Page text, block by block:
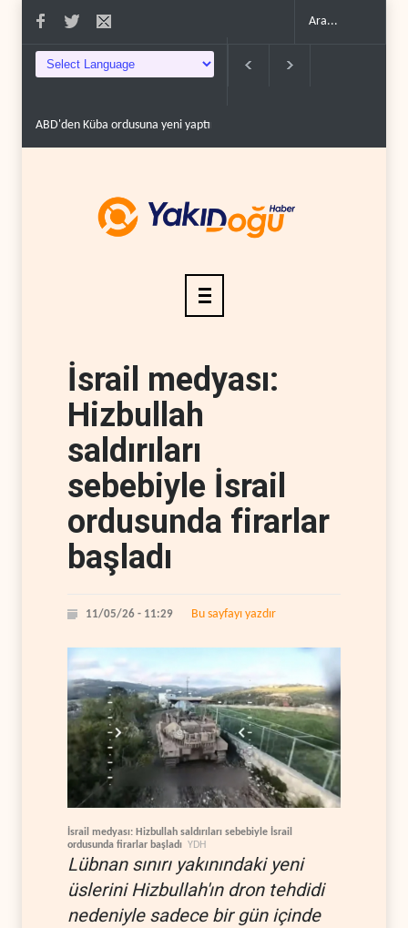
ABD'den Küba ordusuna yeni yaptırımlar..
İsrail medyası:
Hizbullah
saldırıları
sebebiyle İsrail
ordusunda firarlar
başladı
11/05/26 - 11:29 Bu sayfayı yazdır
İsrail medyası: Hizbullah saldırıları sebebiyle İsrail
ordusunda firarlar başladı YDH
Lübnan sınırı yakınındaki yeni
üslerini Hizbullah'ın dron tehdidi
nedeniyle sadece bir gün içinde